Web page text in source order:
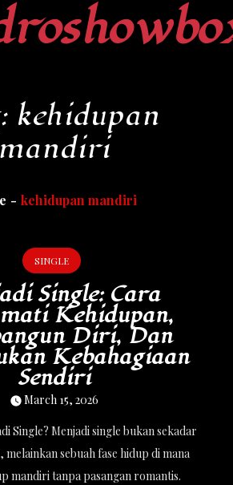
kehidupan
mandiri
kehidupan mandiri
SINGLE
Single: Cara
Kehidupan,
Diri, Dan
Kebahagiaan
Sendiri
March 15, 2026
Single? Menjadi single bukan sekadar
melainkan sebuah fase hidup di mana
mandiri tanpa pasangan romantis.